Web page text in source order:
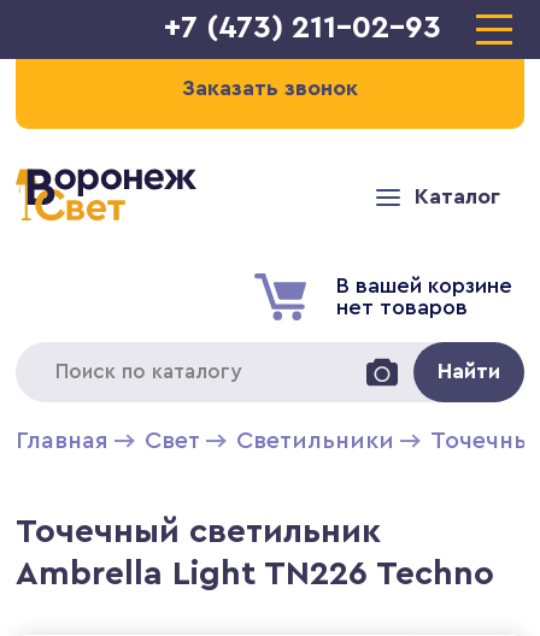
+7 (473) 211-02-93
Заказать звонок
Каталог
В вашей корзине
нет товаров
Найти
Главная Свет Светильники
Точечный светильник
Ambrella Light TN226 Techno